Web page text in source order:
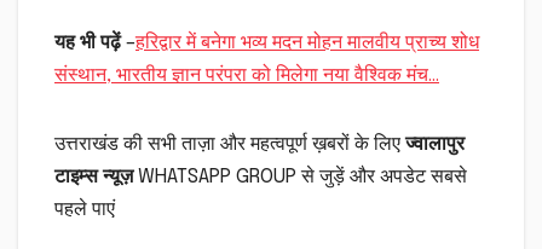
यह भी पढ़ें–हरिद्वार में बनेगा भव्य मदन मोहन मालवीय प्राच्य शोध
संस्थान, भारतीय ज्ञान परंपरा को मिलेगा नया वैश्विक मंच…
उत्तराखंड की सभी ताज़ा और महत्वपूर्ण ख़बरों के लिएज्वालापुर
टाइम्स न्यूज़WHATSAPP GROUP से जुड़ें और अपडेट सबसे
पहले पाएं